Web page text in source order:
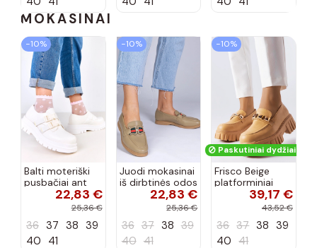
MOKASINAI
−10%
Balti moteriški
pusbačiai ant
platformos22,83 €
25,36 €
36 37 38 39
40 41
−10%
Juodi mokasinai
iš dirbtinės odos
su papuošimu,
22,83 €
25,36 €
36 37 38 39
40 41
−10%
Paskutiniai dydžiai!
Frisco Beige
platforminiai
loaferiai39,17 €
43,52 €
36 37 38 39
40 41